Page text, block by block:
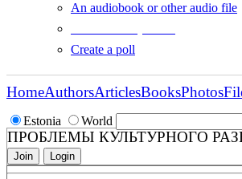
An audiobook or other audio file
Create a poll
Estonia World
HomeAuthorsArticlesBooksPhotos
ПРОБЛЕМЫ КУЛЬТУРНОГО
Join Login